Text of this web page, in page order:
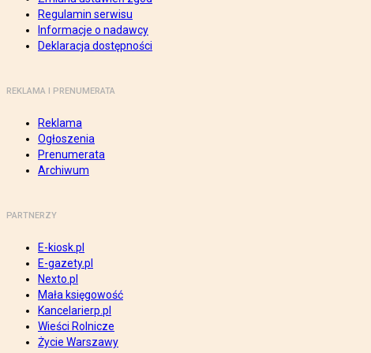
Regulamin serwisu
Informacje o nadawcy
Deklaracja dostępności
REKLAMA I PRENUMERATA
Reklama
Ogłoszenia
Prenumerata
Archiwum
PARTNERZY
E-kiosk.pl
E-gazety.pl
Nexto.pl
Mała księgowość
Kancelarierp.pl
Wieści Rolnicze
Życie Warszawy